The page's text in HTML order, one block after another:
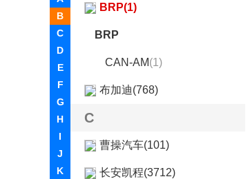
B
C
D
E
F
G
H
I
J
K
BRP(1)
BRP
CAN-AM(1)
布加迪(768)
C
曹操汽车(101)
长安凯程(3712)